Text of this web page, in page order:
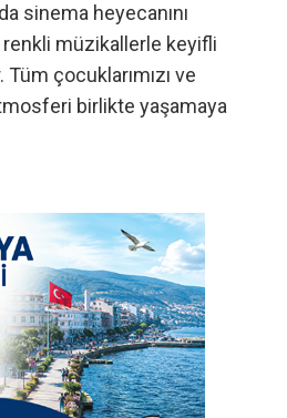
sinema heyecanını
müzikallerle keyifli
çocuklarımızı ve
birlikte yaşamaya